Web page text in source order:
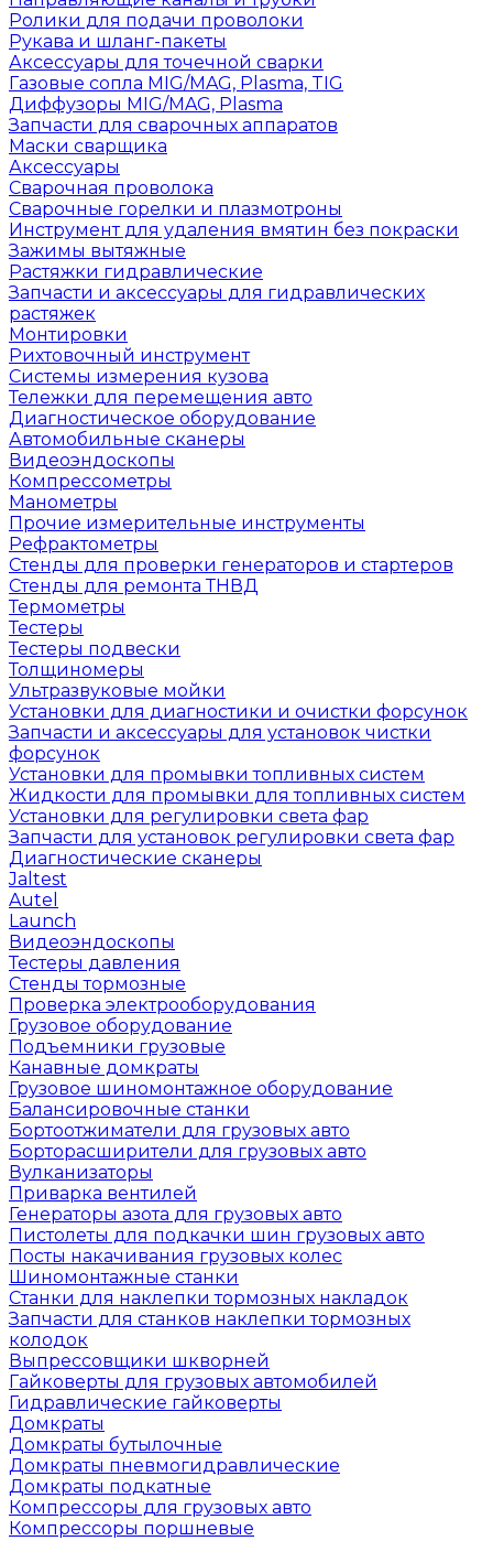
Ролики для подачи проволоки
Рукава и шланг-пакеты
Аксессуары для точечной сварки
Газовые сопла MIG/MAG, Plasma, TIG
Диффузоры MIG/MAG, Plasma
Запчасти для сварочных аппаратов
Маски сварщика
Аксессуары
Сварочная проволока
Сварочные горелки и плазмотроны
Инструмент для удаления вмятин без покраски
Зажимы вытяжные
Растяжки гидравлические
Запчасти и аксессуары для гидравлических
растяжек
Монтировки
Рихтовочный инструмент
Системы измерения кузова
Тележки для перемещения авто
Диагностическое оборудование
Автомобильные сканеры
Видеоэндоскопы
Компрессометры
Манометры
Прочие измерительные инструменты
Рефрактометры
Стенды для проверки генераторов и стартеров
Стенды для ремонта ТНВД
Термометры
Тестеры
Тестеры подвески
Толщиномеры
Ультразвуковые мойки
Установки для диагностики и очистки форсунок
Запчасти и аксессуары для установок чистки
форсунок
Установки для промывки топливных систем
Жидкости для промывки для топливных систем
Установки для регулировки света фар
Запчасти для установок регулировки света фар
Диагностические сканеры
Jaltest
Autel
Launch
Видеоэндоскопы
Тестеры давления
Стенды тормозные
Проверка электрооборудования
Грузовое оборудование
Подъемники грузовые
Канавные домкраты
Грузовое шиномонтажное оборудование
Балансировочные станки
Бортоотжиматели для грузовых авто
Борторасширители для грузовых авто
Вулканизаторы
Приварка вентилей
Генераторы азота для грузовых авто
Пистолеты для подкачки шин грузовых авто
Посты накачивания грузовых колес
Шиномонтажные станки
Станки для наклепки тормозных накладок
Запчасти для станков наклепки тормозных
колодок
Выпрессовщики шкворней
Гайковерты для грузовых автомобилей
Гидравлические гайковерты
Домкраты
Домкраты бутылочные
Домкраты пневмогидравлические
Домкраты подкатные
Компрессоры для грузовых авто
Компрессоры поршневые